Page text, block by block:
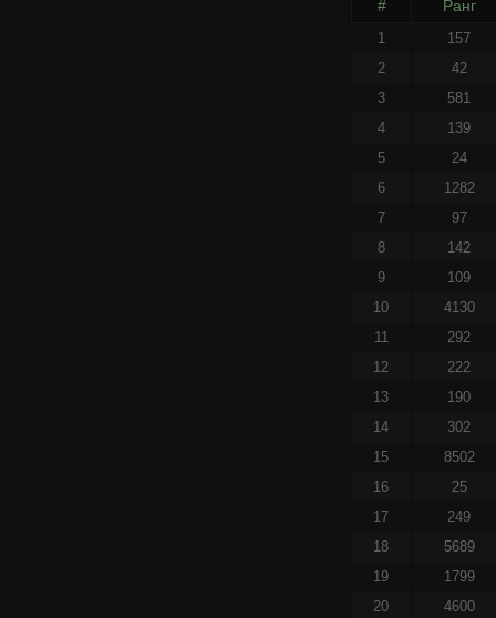
# Ранг
1
157
2
42
3
581
4
139
5
24
6
1282
7
97
8
142
9
109
10
4130
11
292
12
222
13
190
14
302
15
8502
16
25
17
249
18
5689
19
1799
20
4600